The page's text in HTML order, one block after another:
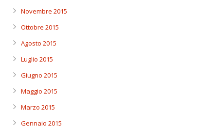
Novembre 2015
Ottobre 2015
Agosto 2015
Luglio 2015
Giugno 2015
Maggio 2015
Marzo 2015
Gennaio 2015